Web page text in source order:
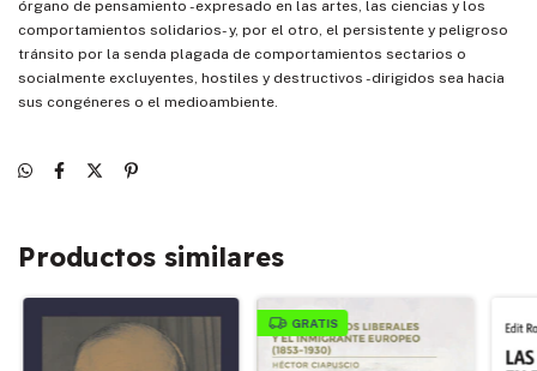
órgano de pensamiento -expresado en las artes, las ciencias y los
comportamientos solidarios- y, por el otro, el persistente y peligroso
tránsito por la senda plagada de comportamientos sectarios o
socialmente excluyentes, hostiles y destructivos -dirigidos sea hacia
sus congéneres o el medioambiente.
Productos similares
GRATIS